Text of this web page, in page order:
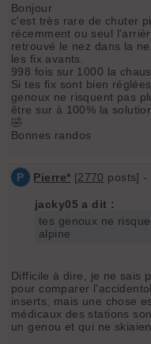
Bonjour
c'est très rare de chuter
récemment ou seul
retrouvé le nez dans la
les fix avants.
998 fois sur 1000 la
Si tes fix sont bien
genoux ne risquent pas
être sur à 100% la
🤣
Bonnes randos
P Pierre* [2770 posts] -
jacky05 a dit :
tes genoux ne
alpine
Difficile à dire, je ne sais
pour comparer
inserts, mais une chose
médicaux des stations
un genou et qui ne